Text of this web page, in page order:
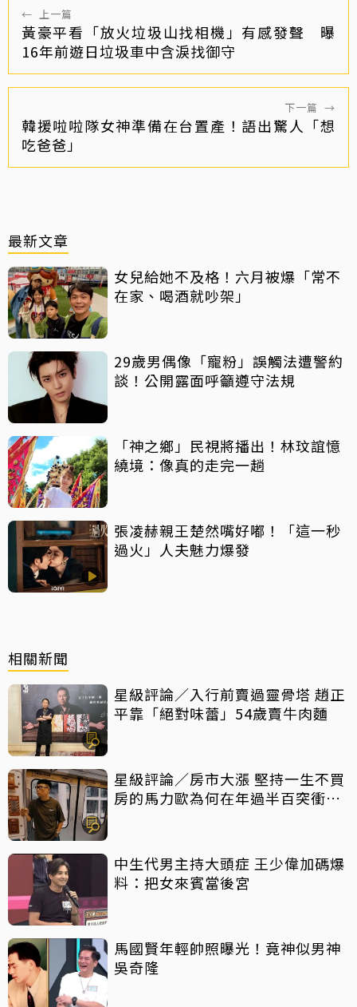
← 上一篇
黃豪平看「放火垃圾山找相機」有感發聲 曝
16年前遊日垃圾車中含淚找御守
下一篇 →
韓援啦啦隊女神準備在台置產！語出驚人「想
吃爸爸」
最新文章
女兒給她不及格！六月被爆「常不
在家、喝酒就吵架」
29歲男偶像「寵粉」誤觸法遭警約
談！公開露面呼籲遵守法規
「神之鄉」民視將播出！林玟誼憶
繞境：像真的走完一趟
張凌赫親王楚然嘴好嘟！「這一秒
過火」人夫魅力爆發
相關新聞
星級評論／入行前賣過靈骨塔 趙正
平靠「絕對味蕾」54歲賣牛肉麵
星級評論／房市大漲 堅持一生不買
房的馬力歐為何在年過半百突衝上
中生代男主持大頭症 王少偉加碼爆
料：把女來賓當後宮
馬國賢年輕帥照曝光！竟神似男神
吳奇隆